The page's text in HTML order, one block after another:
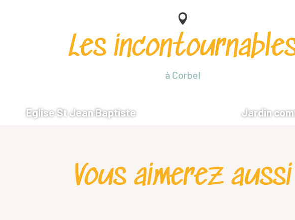
Les
à Corbel
Eglise St Jean Baptiste Jardin
Vous aimerez aussi